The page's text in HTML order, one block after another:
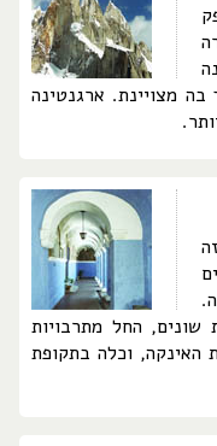
מצויינת. ארגנטינה
שונים, החל מתרבויות
האינקה, וכלה בתקופת